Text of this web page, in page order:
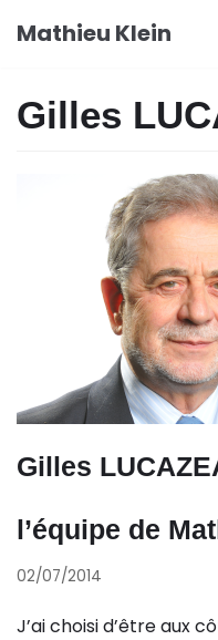
Aller
Mathieu Klein
Gilles
Gilles
l’équipe de
02/07/2014
J’ai choisi d’être aux